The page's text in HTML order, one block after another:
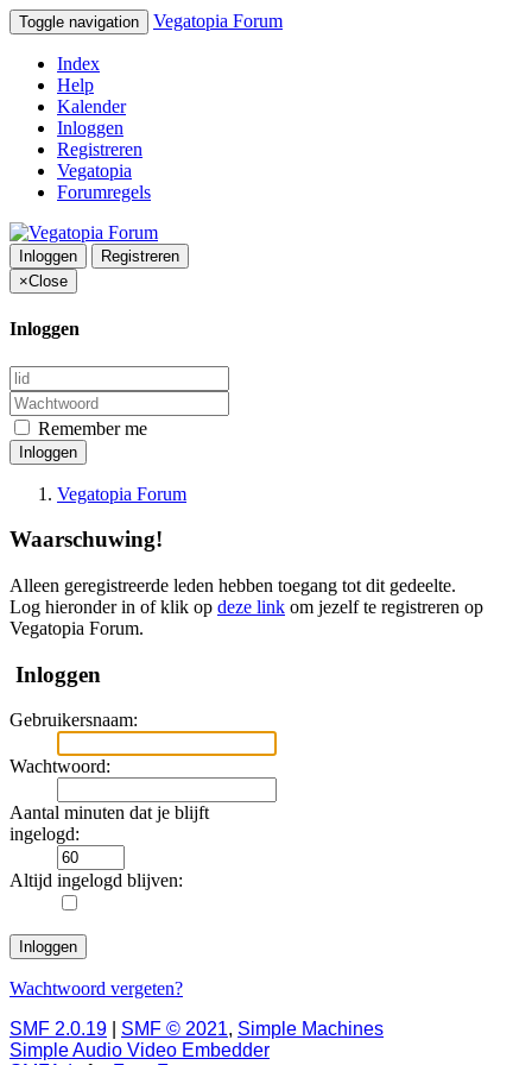
Toggle navigation Vegatopia Forum
Index
Help
Kalender
Inloggen
Registreren
Vegatopia
Forumregels
Inloggen
Registreren
×Close
Inloggen
Remember me
Inloggen
Vegatopia Forum
Waarschuwing!
Alleen geregistreerde leden hebben toegang tot dit gedeelte.
Log hieronder in of klik op deze link om jezelf te registreren op
Vegatopia Forum.
Inloggen
Gebruikersnaam:
Wachtwoord:
Aantal minuten dat je blijft
ingelogd:
Altijd ingelogd blijven:
Wachtwoord vergeten?
SMF 2.0.19
SMF © 2021, Simple Machines
Simple Audio Video Embedder